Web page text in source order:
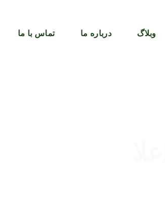
وبلاگ درباره ما تماس با ما